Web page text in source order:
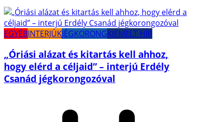
EGYÉBINTERJÚKJÉGKORONGKIEMELT HÍR
„Óriási alázat és kitartás kell ahhoz,
hogy elérd a céljaid” – interjú Erdély
Csanád jégkorongozóval